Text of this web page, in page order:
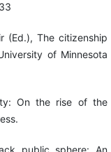
(Ed.), The citizenship
of Minnesota
On the rise of the
public sphere: An